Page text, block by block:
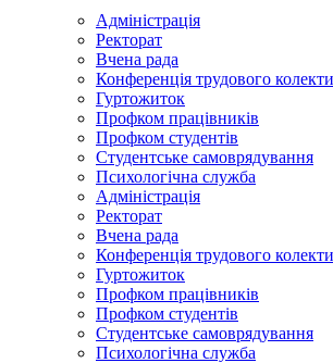
Адміністрація
Ректорат
Вчена рада
Конференція трудового
Гуртожиток
Профком працівників
Профком студентів
Студентське самоврядування
Психологічна служба
Адміністрація
Ректорат
Вчена рада
Конференція трудового
Гуртожиток
Профком працівників
Профком студентів
Студентське самоврядування
Психологічна служба